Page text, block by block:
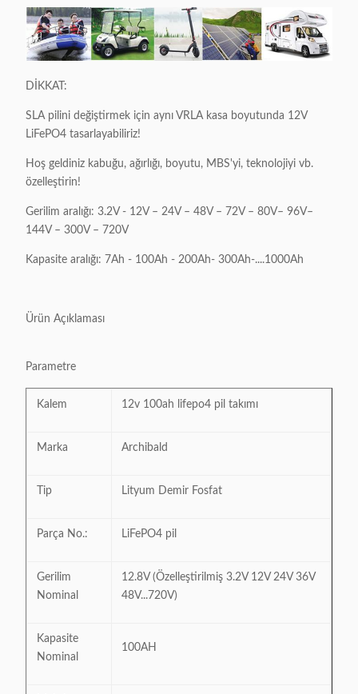
DİKKAT:
SLA pilini değiştirmek için aynı VRLA kasa boyutunda 12V
LiFePO4 tasarlayabiliriz!
Hoş geldiniz kabuğu, ağırlığı, boyutu, MBS'yi, teknolojiyi vb.
özelleştirin!
Gerilim aralığı: 3.2V - 12V – 24V – 48V – 72V – 80V– 96V–
144V – 300V – 720V
Kapasite aralığı: 7Ah - 100Ah - 200Ah- 300Ah-....1000Ah
Ürün Açıklaması
Parametre
Kalem 12v 100ah lifepo4 pil takımı
Marka Archibald
Tip Lityum Demir Fosfat
Parça No.: LiFePO4 pil
Gerilim
Nominal
12.8V (Özelleştirilmiş 3.2V 12V 24V 36V
48V...720V)
Kapasite
Nominal
100AH